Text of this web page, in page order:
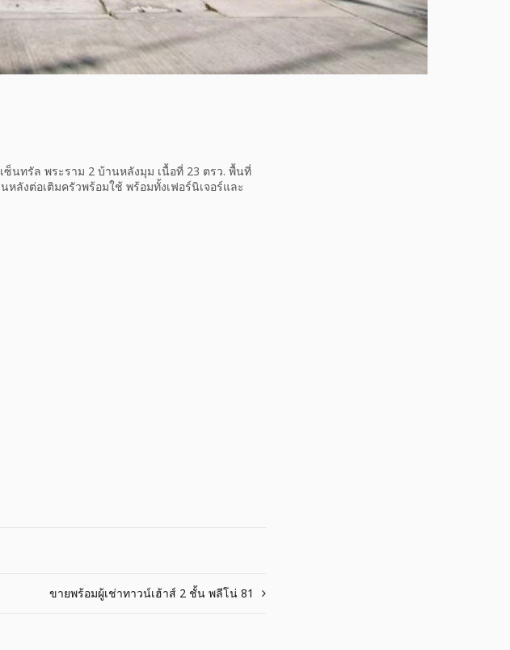
นทรัล พระราม 2 บ้านหลังมุม เนื้อที่ 23 ตรว. พื้นที่
ลังต่อเติมครัวพร้อมใช้ พร้อมทั้งเฟอร์นิเจอร์และ
ขายพร้อมผู้เช่าทาวน์เฮ้าส์ 2 ชั้น พลีโน่ 81